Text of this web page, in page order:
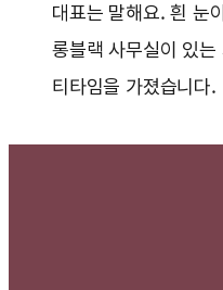
대표는 말해요. 흰 눈
롱블랙 사무실이 있
티타임을 가졌습니다.